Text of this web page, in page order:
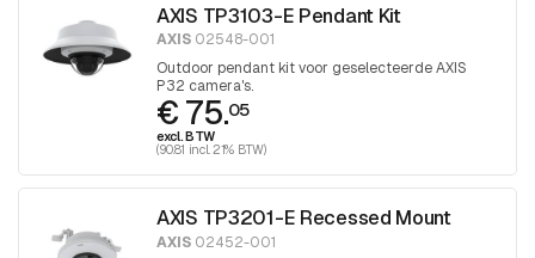
AXIS TP3103-E Pendant Kit
AXIS 02548-001
Outdoor pendant kit voor geselecteerde AXIS
P32 camera's.
€ 75.05
excl. BTW
(90.81 incl. 21% BTW)
AXIS TP3201-E Recessed Mount
AXIS 02452-001